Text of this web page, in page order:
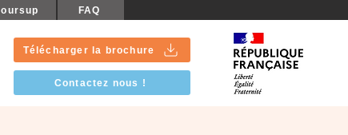
FAQ
Télécharger la brochure
Contactez nous !